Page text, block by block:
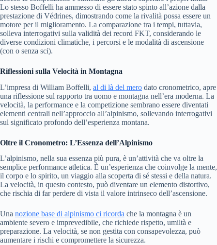
Lo stesso Boffelli ha ammesso di essere stato spinto all’azione dalla
prestazione di Védrines, dimostrando come la rivalità possa essere un
motore per il miglioramento. La comparazione tra i tempi, tuttavia,
solleva interrogativi sulla validità dei record FKT, considerando le
diverse condizioni climatiche, i percorsi e le modalità di ascensione
(con o senza sci).
Riflessioni sulla Velocità in Montagna
L’impresa di William Boffelli, al di là del mero dato cronometrico, apre
una riflessione sul rapporto tra uomo e montagna nell’era moderna. La
velocità, la performance e la competizione sembrano essere diventati
elementi centrali nell’approccio all’alpinismo, sollevando interrogativi
sul significato profondo dell’esperienza montana.
Oltre il Cronometro: L’Essenza dell’Alpinismo
L’alpinismo, nella sua essenza più pura, è un’attività che va oltre la
semplice performance atletica. È un’esperienza che coinvolge la mente,
il corpo e lo spirito, un viaggio alla scoperta di sé stessi e della natura.
La velocità, in questo contesto, può diventare un elemento distortivo,
che rischia di far perdere di vista il valore intrinseco dell’ascensione.
Una nozione base di alpinismo ci ricorda che la montagna è un
ambiente severo e imprevedibile, che richiede rispetto, umiltà e
preparazione. La velocità, se non gestita con consapevolezza, può
aumentare i rischi e compromettere la sicurezza.